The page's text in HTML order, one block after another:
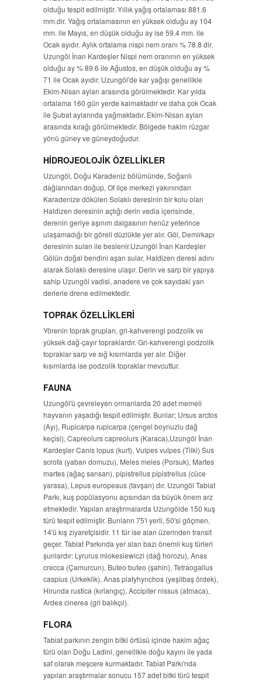
olduğu tespit edilmiştir. Yıllık yağış ortalaması 881.6
mm.dir. Yağış ortalamasının en yüksek olduğu ay 104
mm. ile Mayıs, en düşük olduğu ay ise 59.4 mm. ile
Ocak ayıdır. Aylık ortalama nispi nem oranı % 78.8 dir.
Uzungöl İnan Kardeşler Nispi nem oranının en yüksek
olduğu ay % 89.6 ile Ağustos, en düşük olduğu ay %
71 ile Ocak ayıdır. Uzungöl'de kar yağışı genellikle
Ekim-Nisan ayları arasında görülmektedir. Kar yılda
ortalama 160 gün yerde kalmaktadır ve daha çok Ocak
ile Şubat aylarında yağmaktadır. Ekim-Nisan ayları
arasında kırağı görülmektedir. Bölgede hakim rüzgar
yönü güney ve güneydoğudur.
HİDROJEOLOJİK ÖZELLİKLER
Uzungöl, Doğu Karadeniz bölümünde, Soğanlı
dağlarından doğup, Of ilçe merkezi yakınından
Karadenize dökülen Solaklı deresinin bir kolu olan
Haldizen deresinin açtığı derin vedia içerisinde,
derenin geriye aşınım dalgasının henüz yeterince
ulaşamadığı bir göreli düzlükte yer alır. Göl, Demirkapı
deresinin suları ile beslenir.Uzungöl İnan Kardeşler
Gölün doğal bendini aşan sular, Haldizen deresi adını
alarak Solaklı deresine ulaşır. Derin ve sarp bir yapıya
sahip Uzungöl vadisi, anadere ve çok sayıdaki yan
derlerle drene edilmektedir.
TOPRAK ÖZELLİKLERİ
Yörenin toprak grupları, gri-kahverengi podzolik ve
yüksek dağ-çayır topraklardır. Gri-kahverengi podzolik
topraklar sarp ve sığ kısımlarda yer alır. Diğer
kısımlarda ise podzolik topraklar mevcuttur.
FAUNA
Uzungöl'ü çevreleyen ormanlarda 20 adet memeli
hayvanın yaşadığı tespit edilmiştir. Bunlar; Ursus arctos
(Ayı), Rupicarpa rupicarpa (çengel boynuzlu dağ
keçisi), Capreolurs capreolurs (Karaca),Uzungöl İnan
Kardeşler Canis lopus (kurt), Vulpes vulpes (Tilki) Sus
scrofa (yaban domuzu), Meles meles (Porsuk), Martes
martes (ağaç sansarı), pipistrellus pipistrellus (cüce
yarasa), Lepus europeaus (tavşan) dır. Uzungöl Tabiat
Parkı, kuş popülasyonu açısından da büyük önem arz
etmektedir. Yapılan araştırmalarda Uzungölde 150 kuş
türü tespit edilmiştir. Bunların 75'i yerli, 50'si göçmen,
14'ü kış ziyaretçisidir. 11 tür ise alan üzerinden transit
geçer. Tabiat Parkında yer alan bazı önemli kuş türleri
şunlardır: Lyrurus miokesiewiczi (dağ horozu), Anas
crecca (Çamurcun), Buteo buteo (şahin), Tetraogallus
caspius (Urkeklik), Anas platyhynchos (yeşilbaş ördek),
Hirunda rustica (kırlangıç), Accipiter nissus (atmaca),
Ardea cinerea (gri balıkçıl).
FLORA
Tabiat parkının zengin bitki örtüsü içinde hakim ağaç
türü olan Doğu Ladini, genellikle doğu kayını ile yada
saf olarak meşcere kurmaktadır. Tabiat Parkı'nda
yapılan araştırmalar sonucu 157 adet bitki türü tespit